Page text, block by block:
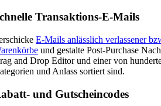
Transaktions-E-Mails
E-Mails anlässlich verlassener
und gestalte Post-Purchase
and Drop Editor und einer von
und Anlass sortiert sind.
und Gutscheincodes